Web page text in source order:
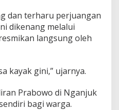
dan terharu perjuangan
dikenang melalui
langsung oleh
kayak gini,” ujarnya.
Prabowo di Nganjuk
bagi warga.